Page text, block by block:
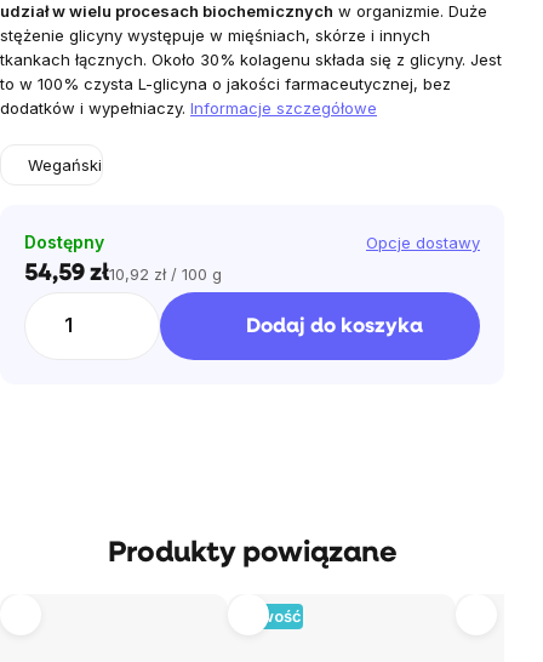
udział w wielu procesach biochemicznych w organizmie. Duże
stężenie glicyny występuje w mięśniach, skórze i innych
tkankach łącznych. Około 30% kolagenu składa się z glicyny. Jest
to w 100% czysta L-glicyna o jakości farmaceutycznej, bez
dodatków i wypełniaczy. Informacje szczegółowe
Wegański
Dostępny Opcje dostawy
54,59 złCena
jednostkowa:
10,92 zł / 100 g
Dodaj do koszyka
Produkty powiązane
Nowość